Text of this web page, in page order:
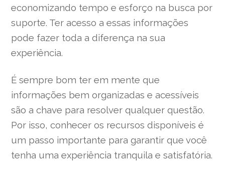
economizando tempo e esforço na busca por
suporte. Ter acesso a essas informações
pode fazer toda a diferença na sua
experiência.
É sempre bom ter em mente que
informações bem organizadas e acessíveis
são a chave para resolver qualquer questão.
Por isso, conhecer os recursos disponíveis é
um passo importante para garantir que você
tenha uma experiência tranquila e satisfatória.